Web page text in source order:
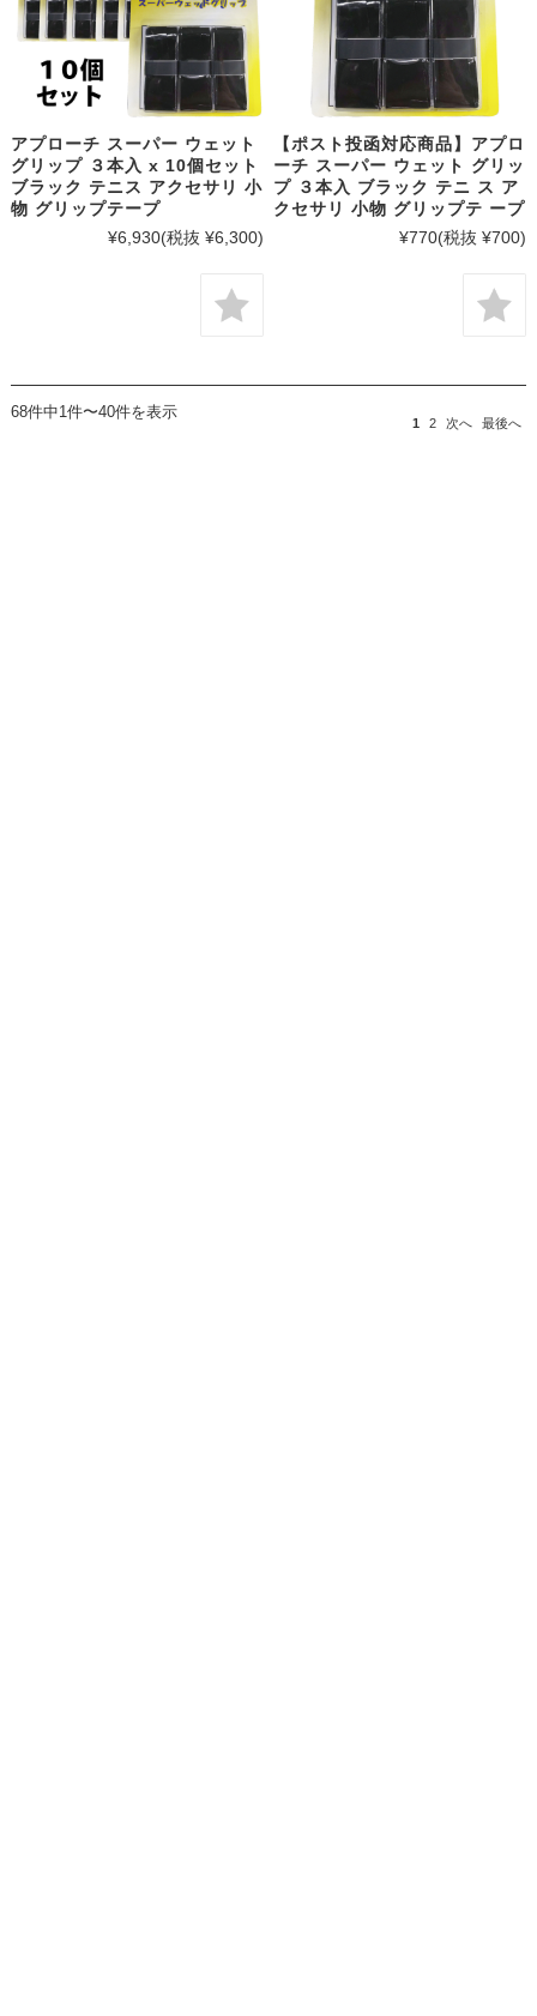
アプローチ スーパー ウェット
グリップ ３本入 x 10個セット
ブラック テニス アクセサリ 小
物 グリップテープ
¥6,930(税抜 ¥6,300)
【ポスト投函対応商品】アプロ
ーチ スーパー ウェット グリッ
プ ３本入 ブラック テニ ス ア
クセサリ 小物 グリップテ ープ
¥770(税抜 ¥700)
68件中1件〜40件を表示
1 2 次へ 最後へ